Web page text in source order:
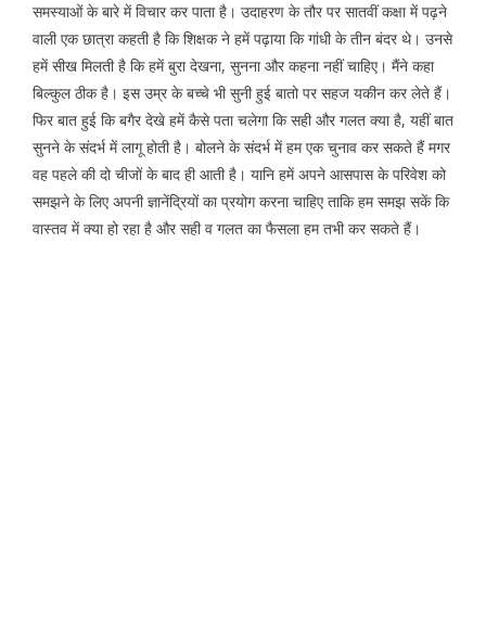
समस्याओं के बारे में विचार कर पाता है। उदाहरण के तौर पर सातवीं कक्षा में पढ़ने
वाली एक छात्रा कहती है कि शिक्षक ने हमें पढ़ाया कि गांधी के तीन बंदर थे। उनसे
हमें सीख मिलती है कि हमें बुरा देखना, सुनना और कहना नहीं चाहिए। मैंने कहा
बिल्कुल ठीक है। इस उम्र के बच्चे भी सुनी हुई बातो पर सहज यकीन कर लेते हैं।
फिर बात हुई कि बगैर देखे हमें कैसे पता चलेगा कि सही और गलत क्या है, यहीं बात
सुनने के संदर्भ में लागू होती है। बोलने के संदर्भ में हम एक चुनाव कर सकते हैं मगर
वह पहले की दो चीजों के बाद ही आती है। यानि हमें अपने आसपास के परिवेश को
समझने के लिए अपनी ज्ञानेंद्रियों का प्रयोग करना चाहिए ताकि हम समझ सकें कि
वास्तव में क्या हो रहा है और सही व गलत का फैसला हम तभी कर सकते हैं।